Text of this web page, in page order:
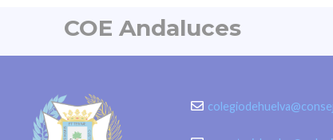
COE Andaluces